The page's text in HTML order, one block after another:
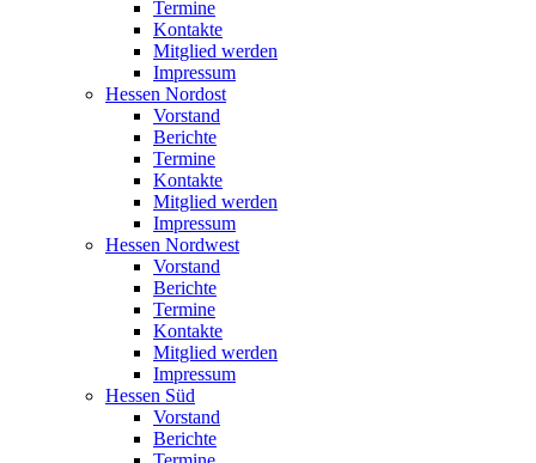
Termine
Kontakte
Mitglied werden
Impressum
Hessen Nordost
Vorstand
Berichte
Termine
Kontakte
Mitglied werden
Impressum
Hessen Nordwest
Vorstand
Berichte
Termine
Kontakte
Mitglied werden
Impressum
Hessen Süd
Vorstand
Berichte